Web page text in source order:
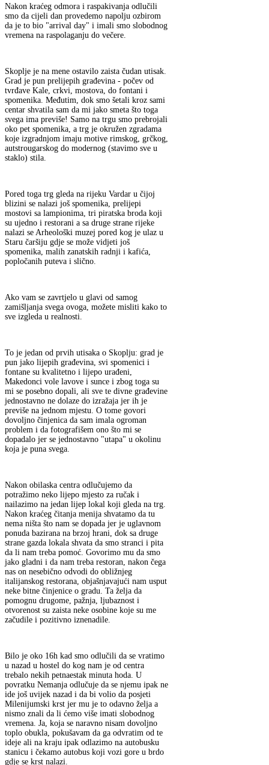
Nakon kraćeg odmora i raspakivanja odlučili
smo da cijeli dan provedemo napolju ozbirom
da je to bio "arrival day" i imali smo slobodnog
vremena na raspolaganju do večere.
Skoplje je na mene ostavilo zaista čudan utisak.
Grad je pun prelijepih građevina - počev od
tvrđave Kale, crkvi, mostova, do fontani i
spomenika. Međutim, dok smo šetali kroz sami
centar shvatila sam da mi jako smeta što toga
svega ima previše! Samo na trgu smo prebrojali
oko pet spomenika, a trg je okružen zgradama
koje izgradnjom imaju motive rimskog, grčkog,
autstrougarskog do modernog (stavimo sve u
staklo) stila.
Pored toga trg gleda na rijeku Vardar u čijoj
blizini se nalazi još spomenika, prelijepi
mostovi sa lampionima, tri piratska broda koji
su ujedno i restorani a sa druge strane rijeke
nalazi se Arheološki muzej pored kog je ulaz u
Staru čaršiju gdje se može vidjeti još
spomenika, malih zanatskih radnji i kafića,
popločanih puteva i slično.
Ako vam se zavrtjelo u glavi od samog
zamišljanja svega ovoga, možete misliti kako to
sve izgleda u realnosti.
To je jedan od prvih utisaka o Skoplju: grad je
pun jako lijepih građevina, svi spomenici i
fontane su kvalitetno i lijepo urađeni,
Makedonci vole lavove i sunce i zbog toga su
mi se posebno dopali, ali sve te divne građevine
jednostavno ne dolaze do izražaja jer ih je
previše na jednom mjestu. O tome govori
dovoljno činjenica da sam imala ogroman
problem i da fotografišem ono što mi se
dopadalo jer se jednostavno "utapa" u okolinu
koja je puna svega.
Nakon obilaska centra odlučujemo da
potražimo neko lijepo mjesto za ručak i
nailazimo na jedan lijep lokal koji gleda na trg.
Nakon kraćeg čitanja menija shvatamo da tu
nema ništa što nam se dopada jer je uglavnom
ponuda bazirana na brzoj hrani, dok sa druge
strane gazda lokala shvata da smo stranci i pita
da li nam treba pomoć. Govorimo mu da smo
jako gladni i da nam treba restoran, nakon čega
nas on nesebično odvodi do obližnjeg
italijanskog restorana, objašnjavajući nam usput
neke bitne činjenice o gradu. Ta želja da
pomognu drugome, pažnja, ljubaznost i
otvorenost su zaista neke osobine koje su me
začudile i pozitivno iznenadile.
Bilo je oko 16h kad smo odlučili da se vratimo
u nazad u hostel do kog nam je od centra
trebalo nekih petnaestak minuta hoda. U
povratku Nemanja odlučuje da se njemu ipak ne
ide još uvijek nazad i da bi volio da posjeti
Milenijumski krst jer mu je to odavno želja a
nismo znali da li ćemo više imati slobodnog
vremena. Ja, koja se naravno nisam dovoljno
toplo obukla, pokušavam da ga odvratim od te
ideje ali na kraju ipak odlazimo na autobusku
stanicu i čekamo autobus koji vozi gore u brdo
gdje se krst nalazi.